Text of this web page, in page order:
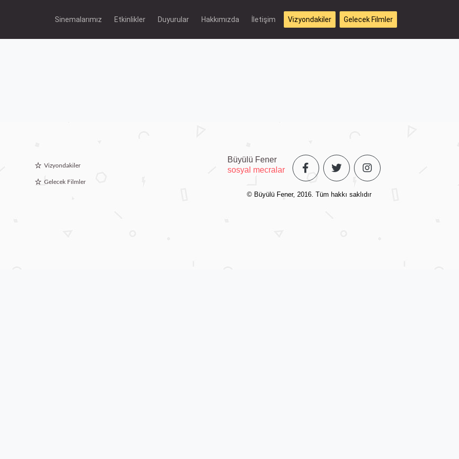
Sinemalarımız Etkinlikler Duyurular Hakkımızda İletişim Vizyondakiler Gelecek Filmler
Vizyondakiler
Gelecek Filmler
Büyülü Fener
sosyal mecralar
© Büyülü Fener, 2016. Tüm hakkı saklıdır